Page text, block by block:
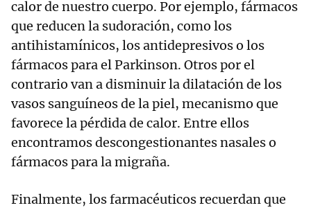
calor de nuestro cuerpo. Por ejemplo, fármacos
que reducen la sudoración, como los
antihistamínicos, los antidepresivos o los
fármacos para el Parkinson. Otros por el
contrario van a disminuir la dilatación de los
vasos sanguíneos de la piel, mecanismo que
favorece la pérdida de calor. Entre ellos
encontramos descongestionantes nasales o
fármacos para la migraña.
Finalmente, los farmacéuticos recuerdan que